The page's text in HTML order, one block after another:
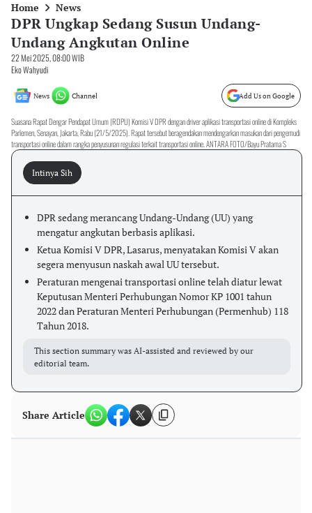
Home News
DPR Ungkap Sedang Susun Undang-
Undang Angkutan Online
22 Mei 2025, 08:00 WIB
Eko Wahyudi
News Channel Add Us on Google
Suasana Rapat Dengar Pendapat Umum (RDPU) Komisi V DPR dengan driver aplikasi transportasi online di Kompleks
Parlemen, Senayan, Jakarta, Rabu (21/5/2025). Rapat tersebut beragendakan mendengarkan masukan dari pengemudi
transportasi online dalam rangka penyusunan regulasi terkait transportasi online. ANTARA FOTO/Bayu Pratama S
Intinya Sih
DPR sedang merancang Undang-Undang (UU) yang
mengatur angkutan berbasis aplikasi.
Ketua Komisi V DPR, Lasarus, menyatakan Komisi V akan
segera menyusun naskah awal UU tersebut.
Peraturan mengenai transportasi online telah diatur lewat
Keputusan Menteri Perhubungan Nomor KP 1001 tahun
2022 dan Peraturan Menteri Perhubungan (Permenhub) 118
Tahun 2018.
This section summary was AI-assisted and reviewed by our
editorial team.
Share Article